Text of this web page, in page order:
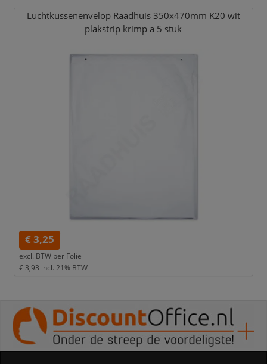
Luchtkussenenvelop Raadhuis 350x470mm K20 wit
plakstrip krimp a 5 stuk
€ 3,25
excl. BTW per Folie
€ 3,93 incl. 21% BTW